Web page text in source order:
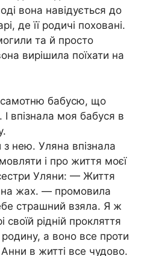
вона навідується до
де її родичі поховані.
та й просто
вирішила поїхати на
бабусю, що
І впізнала моя бабуся в
нею. Уляна впізнала
і про життя моєї
Уляни: — Життя
на жах. — промовила
страшний взяла. Я ж
своїй рідній прокляття
а воно все проти
в житті все чудово.